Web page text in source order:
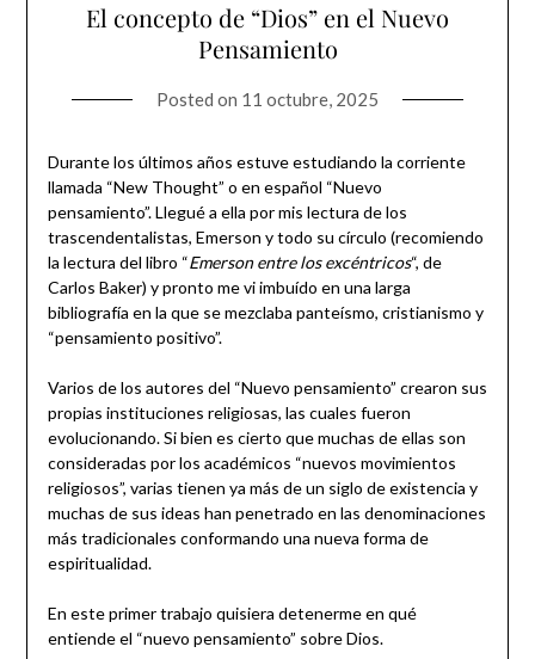
El concepto de “Dios” en el Nuevo
Pensamiento
Posted on 11 octubre, 2025
Durante los últimos años estuve estudiando la corriente
llamada “New Thought” o en español “Nuevo
pensamiento”. Llegué a ella por mis lectura de los
trascendentalistas, Emerson y todo su círculo (recomiendo
la lectura del libro “Emerson entre los excéntricos“, de
Carlos Baker) y pronto me vi imbuído en una larga
bibliografía en la que se mezclaba panteísmo, cristianismo y
“pensamiento positivo”.
Varios de los autores del “Nuevo pensamiento” crearon sus
propias instituciones religiosas, las cuales fueron
evolucionando. Si bien es cierto que muchas de ellas son
consideradas por los académicos “nuevos movimientos
religiosos”, varias tienen ya más de un siglo de existencia y
muchas de sus ideas han penetrado en las denominaciones
más tradicionales conformando una nueva forma de
espiritualidad.
En este primer trabajo quisiera detenerme en qué
entiende el “nuevo pensamiento” sobre Dios.